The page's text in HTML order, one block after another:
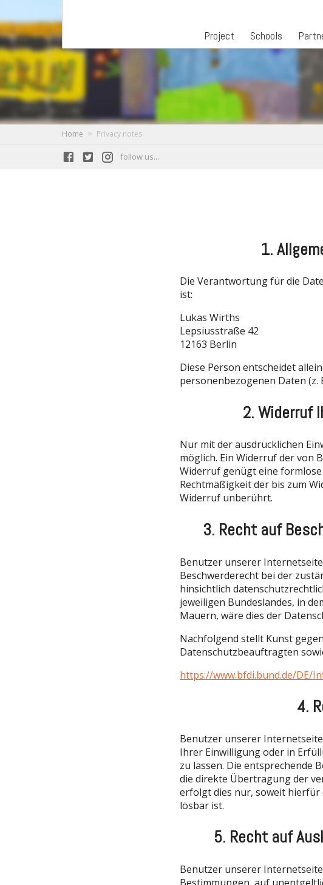
Project Schools
Home Privacy notes
follow us...
1.
Die Verantwortung für die
ist:
Lukas Wirths
Lepsiusstraße 42
12163 Berlin
Diese Person entscheidet
personenbezogenen Daten (z.
2. Widerruf
Nur mit der ausdrücklichen
möglich. Ein Widerruf der von
Widerruf genügt eine
Rechtmäßigkeit der bis zum
Widerruf unberührt.
3. Recht auf
Benutzer unserer
Beschwerderecht bei der
hinsichtlich
jeweiligen Bundeslandes, in
Mauern, wäre dies der
Nachfolgend stellt Kunst
Datenschutzbeauftragten
https://www.bfdi.bund.de/DE/
4.
Benutzer unserer
Ihrer Einwilligung oder in
zu lassen. Die entsprechende
die direkte Übertragung der
erfolgt dies nur, soweit hierfür
lösbar ist.
5. Recht auf
Benutzer unserer